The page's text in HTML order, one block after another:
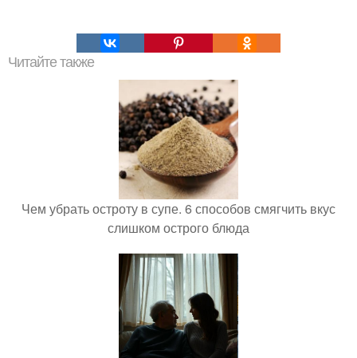
Читайте также
Чем убрать остроту в супе. 6 способов смягчить вкус
слишком острого блюда